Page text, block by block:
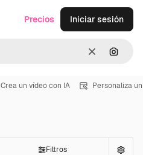
Borrar
Precios Iniciar sesión
Crea un vídeo con IA Personaliza
Filtros